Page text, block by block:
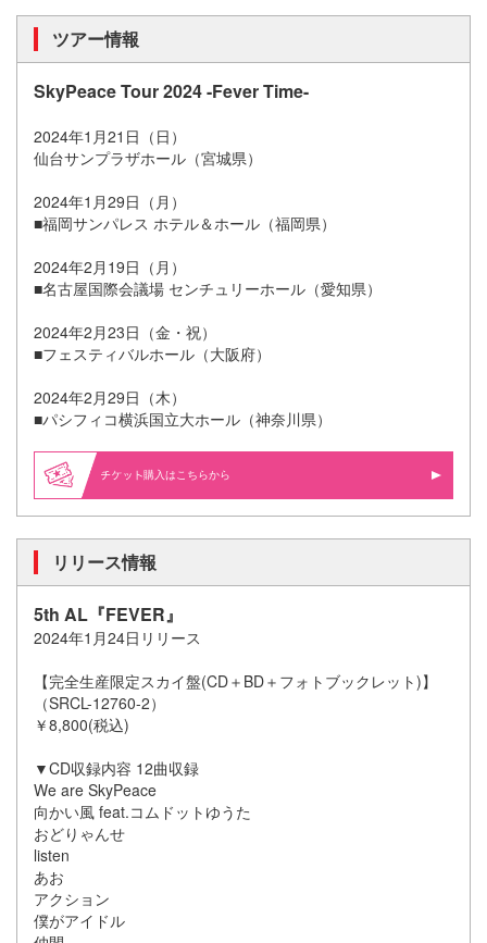
ツアー情報
SkyPeace Tour 2024 -Fever Time-
2024年1月21日（日）
仙台サンプラザホール（宮城県）
2024年1月29日（月）
■福岡サンパレス ホテル＆ホール（福岡県）
2024年2月19日（月）
■名古屋国際会議場 センチュリーホール（愛知県）
2024年2月23日（金・祝）
■フェスティバルホール（大阪府）
2024年2月29日（木）
■パシフィコ横浜国立大ホール（神奈川県）
購入はこちらから
リリース情報
5th AL『FEVER』
2024年1月24日リリース
【完全生産限定スカイ盤(CD＋BD＋フォトブックレット)】
（SRCL-12760-2）
￥8,800(税込)
▼CD収録内容 12曲収録
We are SkyPeace
向かい風 feat.コムドットゆうた
おどりゃんせ
listen
あお
アクション
僕がアイドル